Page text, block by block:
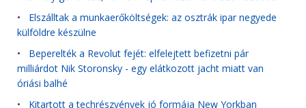
• Elszálltak a munkaerőköltségek: az osztrák ipar negyede
külföldre készülne
• Beperelték a Revolut fejét: elfelejtett befizetni pár
milliárdot Nik Storonsky - egy elátkozott jacht miatt van
óriási balhé
• Kitartott a techrészvények jó formája New Yorkban